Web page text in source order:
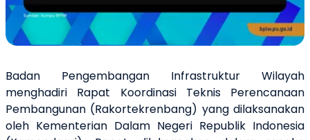
Badan Pengembangan Infrastruktur Wilayah
menghadiri Rapat Koordinasi Teknis Perencanaan
Pembangunan (Rakortekrenbang) yang dilaksanakan
oleh Kementerian Dalam Negeri Republik Indonesia